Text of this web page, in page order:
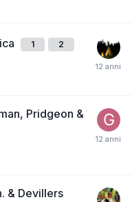
1 2
Pridgeon &
& Devillers